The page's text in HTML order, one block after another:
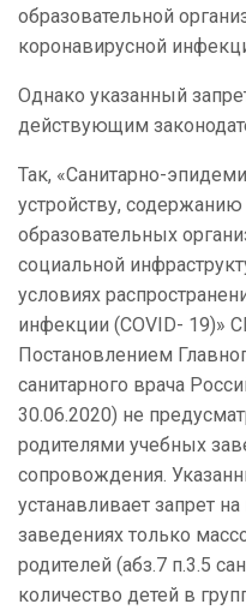
образовательной
коронавирусной
Однако указанный
действующим
Так, «Санитарно-
устройству,
образовательных
социальной
условиях
инфекции (COVID- 19)»
Постановлением
санитарного врача
30.06.2020) не
родителями учебных
сопровождения.
устанавливает запрет
заведениях только
родителей (абз.7 п.3.5
количество детей в